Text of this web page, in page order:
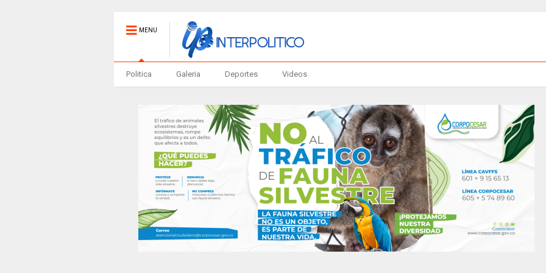
MENU
Politica Galeria Deportes Videos